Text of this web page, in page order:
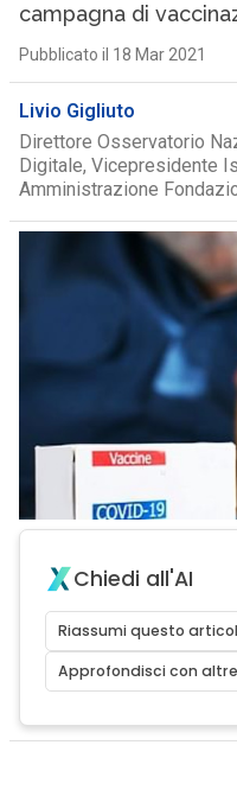
campagna di
Pubblicato il 18 Mar 2021
Livio Gigliuto
Direttore Osservatorio
Digitale, Vicepresidente
Amministrazione
Chiedi all'AI
Riassumi questo
Approfondisci con